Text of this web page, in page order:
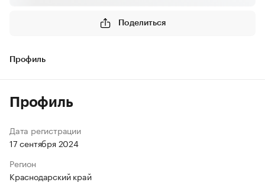
Поделиться
Профиль
Профиль
Дата регистрации
17 сентября 2024
Регион
Краснодарский край